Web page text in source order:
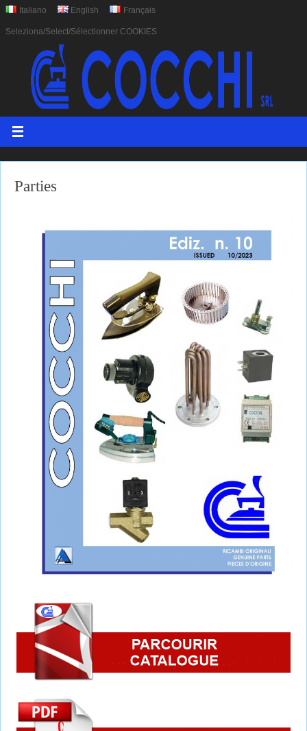
Italiano English Français
Seleziona/Select/Sélectionner COOKIES
Parties